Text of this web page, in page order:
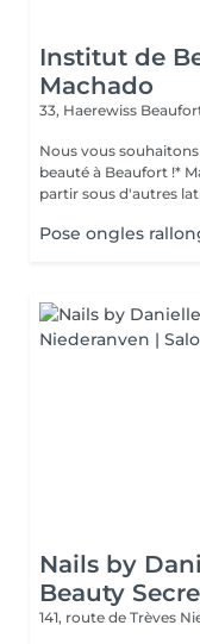
Institut de
Machado
33, Haerewiss
Nous vous
beauté à Beaufort !* Marquer une pause beauté et bien-être,
partir sous d'autres
Pose ongles
Nails by
Beauty
141, route de Trèves